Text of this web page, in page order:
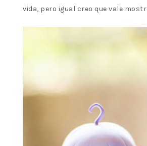
vida, pero igual creo que vale